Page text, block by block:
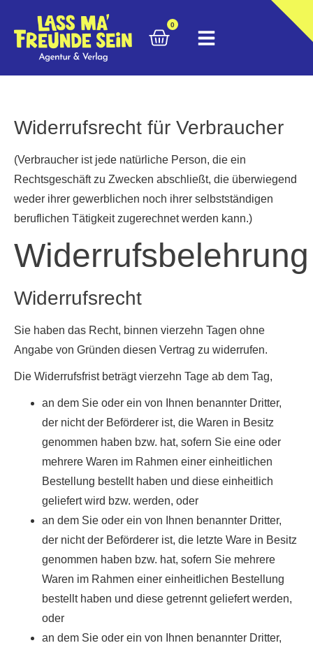
0
Widerrufsrecht für Verbraucher
(Verbraucher ist jede natürliche Person, die ein
Rechtsgeschäft zu Zwecken abschließt, die überwiegend
weder ihrer gewerblichen noch ihrer selbstständigen
beruflichen Tätigkeit zugerechnet werden kann.)
Widerrufsbelehrung
Widerrufsrecht
Sie haben das Recht, binnen vierzehn Tagen ohne
Angabe von Gründen diesen Vertrag zu widerrufen.
Die Widerrufsfrist beträgt vierzehn Tage ab dem Tag,
an dem Sie oder ein von Ihnen benannter Dritter,
der nicht der Beförderer ist, die Waren in Besitz
genommen haben bzw. hat, sofern Sie eine oder
mehrere Waren im Rahmen einer einheitlichen
Bestellung bestellt haben und diese einheitlich
geliefert wird bzw. werden, oder
an dem Sie oder ein von Ihnen benannter Dritter,
der nicht der Beförderer ist, die letzte Ware in Besitz
genommen haben bzw. hat, sofern Sie mehrere
Waren im Rahmen einer einheitlichen Bestellung
bestellt haben und diese getrennt geliefert werden,
oder
an dem Sie oder ein von Ihnen benannter Dritter,